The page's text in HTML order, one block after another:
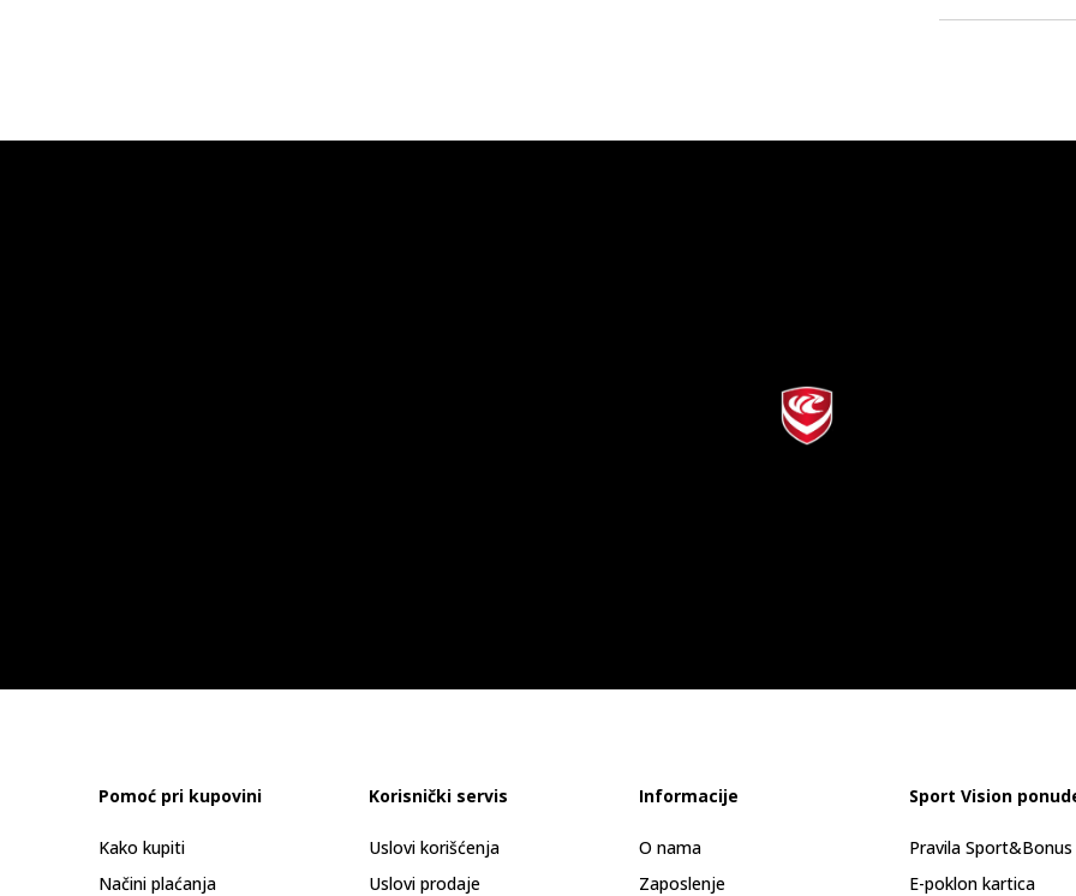
Pomoć pri kupovini
Kako kupiti
Načini plaćanja
Korisnički servis
Uslovi korišćenja
Uslovi prodaje
Informacije
O nama
Zaposlenje
Sport Vision
Pravila
E-poklon kartica